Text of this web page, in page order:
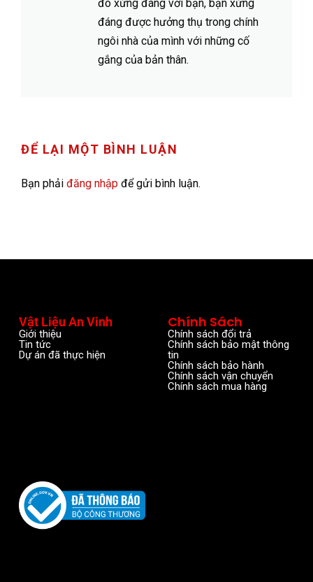
đó xứng đáng với bạn, bạn xứng
đáng được hưởng thụ trong chính
ngôi nhà của mình với những cố
gắng của bản thân.
ĐỂ LẠI MỘT BÌNH LUẬN
Bạn phải đăng nhập để gửi bình luận.
Vật Liệu An Vinh
Giới thiệu
Tin tức
Dự án đã thực hiện
Chính Sách
Chính sách đổi trả
Chính sách bảo mật thông
tin
Chính sách bảo hành
Chính sách vận chuyển
Chính sách mua hàng